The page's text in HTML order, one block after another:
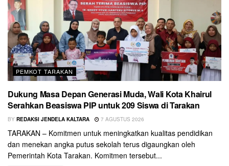
PEMKOT TARAKAN
Dukung Masa Depan Generasi Muda, Wali Kota Khairul
Serahkan Beasiswa PIP untuk 209 Siswa di Tarakan
BY REDAKSI JENDELA KALTARA 7 AGUSTUS 2026
TARAKAN – Komitmen untuk meningkatkan kualitas pendidikan
dan menekan angka putus sekolah terus digaungkan oleh
Pemerintah Kota Tarakan. Komitmen tersebut...